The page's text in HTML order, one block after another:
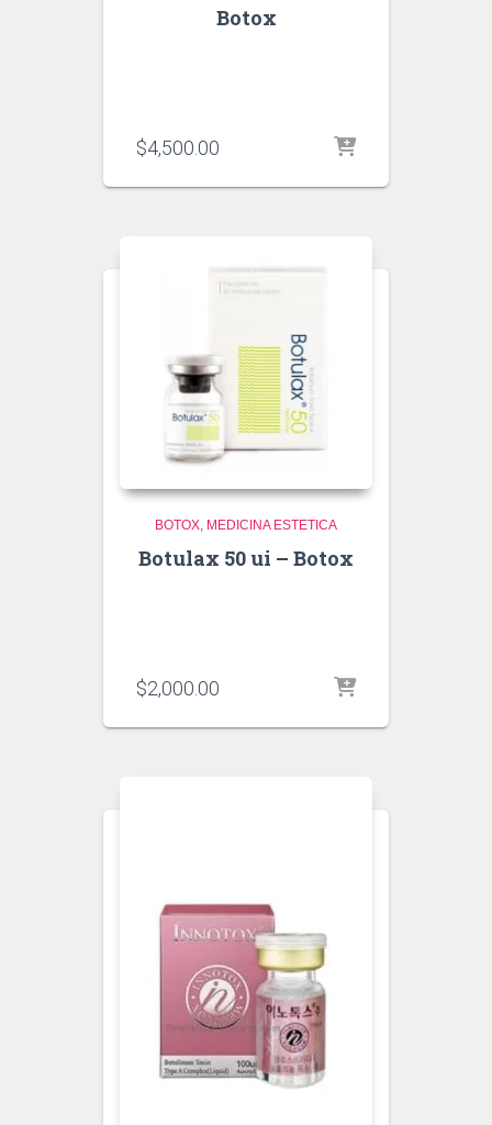
Botox
$4,500.00
BOTOX MEDICINA ESTETICA
Botulax 50 ui – Botox
$2,000.00